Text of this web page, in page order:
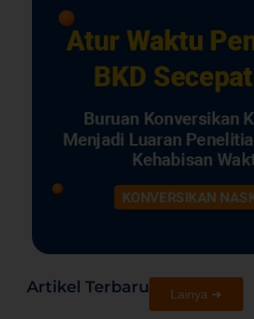
Artikel Terbaru Lainya ➜